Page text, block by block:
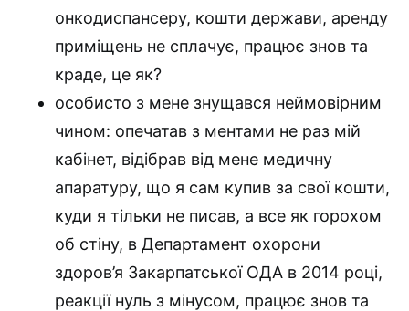
онкодиспансеру, кошти держави, аренду
приміщень не сплачує, працює знов та
краде, це як?
особисто з мене знущався неймовірним
чином: опечатав з ментами не раз мій
кабінет, відібрав від мене медичну
апаратуру, що я сам купив за свої кошти,
куди я тільки не писав, а все як горохом
об стіну, в Департамент охорони
здоров’я Закарпатської ОДА в 2014 році,
реакції нуль з мінусом, працює знов та